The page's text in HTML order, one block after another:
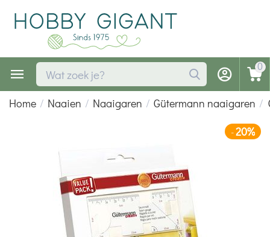
0
Home / Naaien / Naaigaren / Gütermann naaigaren /
-20%